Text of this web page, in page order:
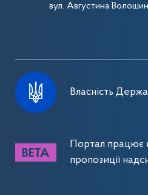
вул. Августина
Власність
Портал працює
пропозиції